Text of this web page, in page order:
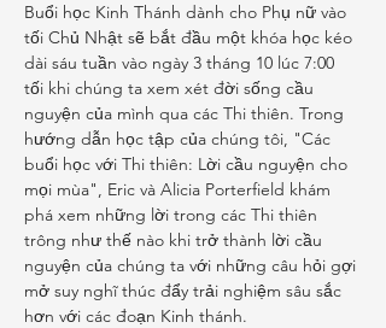
Buổi học Kinh Thánh dành cho Phụ nữ vào
tối Chủ Nhật sẽ bắt đầu một khóa học kéo
dài sáu tuần vào ngày 3 tháng 10 lúc 7:00
tối khi chúng ta xem xét đời sống cầu
nguyện của mình qua các Thi thiên. Trong
hướng dẫn học tập của chúng tôi, "Các
buổi học với Thi thiên: Lời cầu nguyện cho
mọi mùa", Eric và Alicia Porterfield khám
phá xem những lời trong các Thi thiên
trông như thế nào khi trở thành lời cầu
nguyện của chúng ta với những câu hỏi gợi
mở suy nghĩ thúc đẩy trải nghiệm sâu sắc
hơn với các đoạn Kinh thánh.